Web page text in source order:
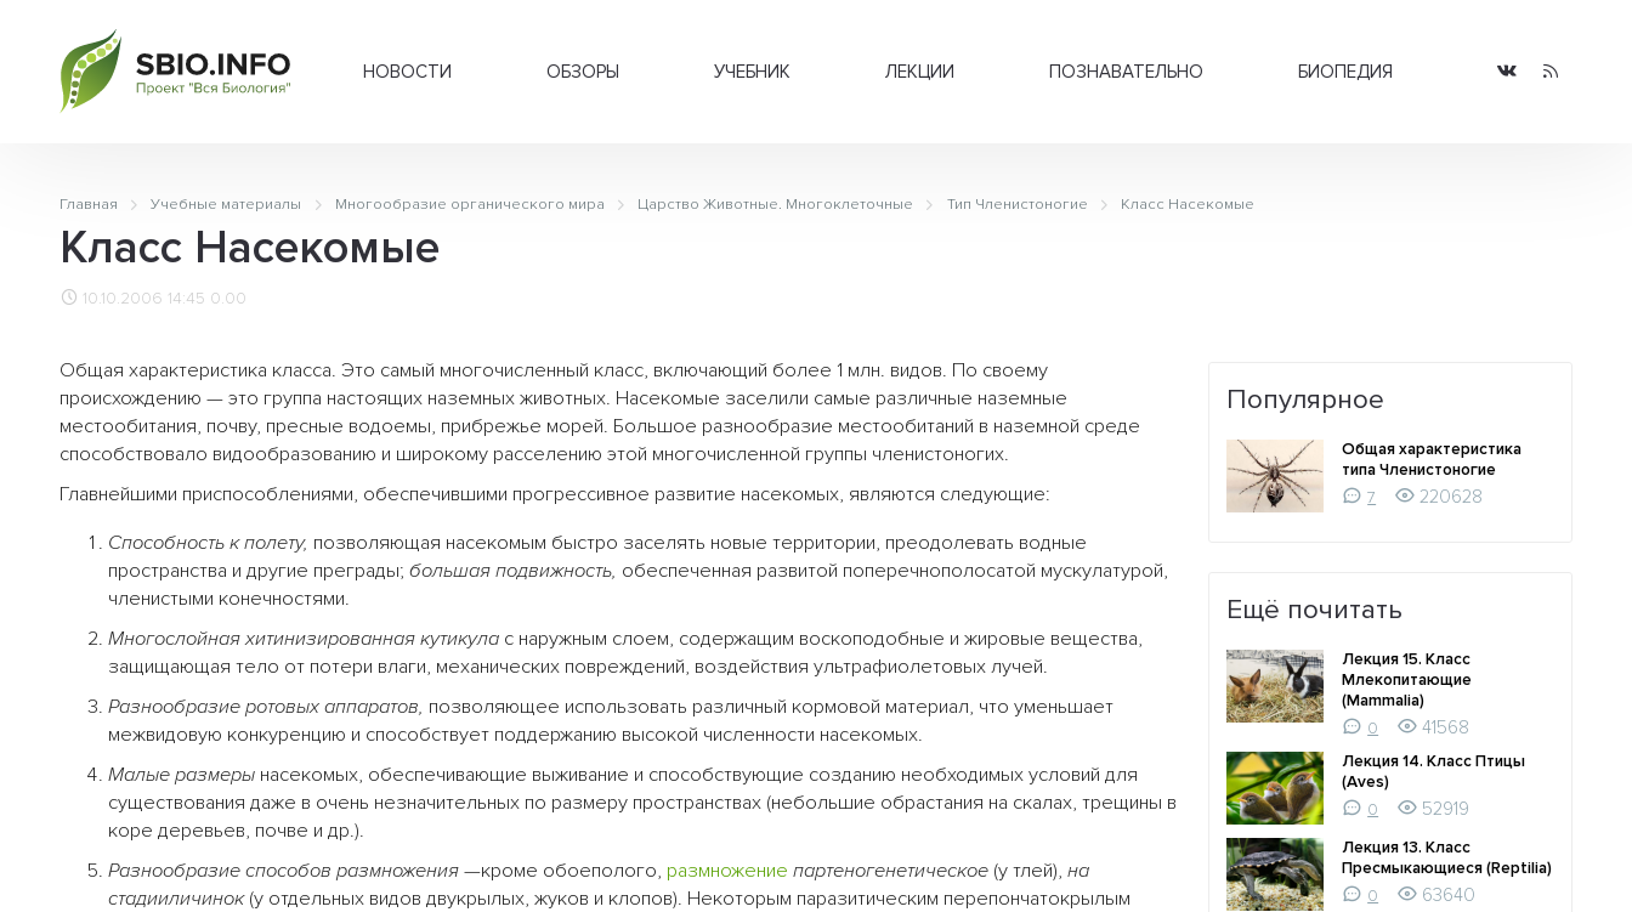
НОВОСТИ ОБЗОРЫ УЧЕБНИК ЛЕКЦИИ ПОЗНАВАТЕЛЬНО БИОПЕДИЯ
Главная Учебные материалы Многообразие органического мира Царство Животные. Многоклеточные Тип Членистоногие Класс Насекомые
Класс Насекомые
10.10.2006 14:45 0.00
Общая характеристика класса. Это самый многочисленный класс, включающий более 1 млн. видов. По своему
происхождению — это группа настоящих наземных животных. Насекомые заселили самые различные наземные
местообитания, почву, пресные водоемы, прибрежье морей. Большое разнообразие местообитаний в наземной среде
способствовало видообразованию и широкому расселению этой многочисленной группы членистоногих.
Главнейшими приспособлениями, обеспечившими прогрессивное развитие насекомых, являются следующие:
Способность к полету, позволяющая насекомым быстро заселять новые территории, преодолевать водные
пространства и другие преграды; большая подвижность, обеспеченная развитой поперечнополосатой мускулатурой,
членистыми конечностями.
Многослойная хитинизированная кутикула с наружным слоем, содержащим воскоподобные и жировые вещества,
защищающая тело от потери влаги, механических повреждений, воздействия ультрафиолетовых лучей.
Разнообразие ротовых аппаратов, позволяющее использовать различный кормовой материал, что уменьшает
межвидовую конкуренцию и способствует поддержанию высокой численности насекомых.
Малые размеры насекомых, обеспечивающие выживание и способствующие созданию необходимых условий для
существования даже в очень незначительных по размеру пространствах (небольшие обрастания на скалах, трещины в
коре деревьев, почве и др.).
Разнообразие способов размножения —кроме обоеполого, размножение партеногенетическое (у тлей), на
стадииличинок(у отдельных видов двукрылых, жуков и клопов). Некоторым паразитическим перепончатокрылым
Популярное
Общая характеристика
типа Членистоногие
7
220628
Ещё почитать
Лекция 15. Класс
Млекопитающие
(Mammalia)
0
41568
Лекция 14. Класс Птицы
(Aves)
0
52919
Лекция 13. Класс
Пресмыкающиеся (Reptilia)
0
63640